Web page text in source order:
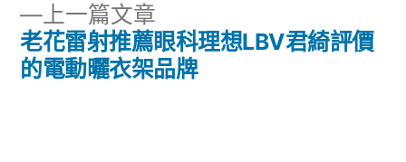
導
覽
上一篇文章
一
篇
老花雷射推薦眼科理想LBV君綺評價
的電動曬衣架品牌